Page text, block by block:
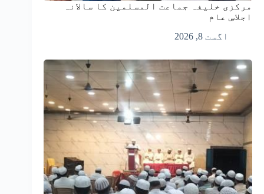
مرکزی خلیفہ جماعت المسلمین کا سالانہ
اجلاسِ عام
اگست 8, 2026